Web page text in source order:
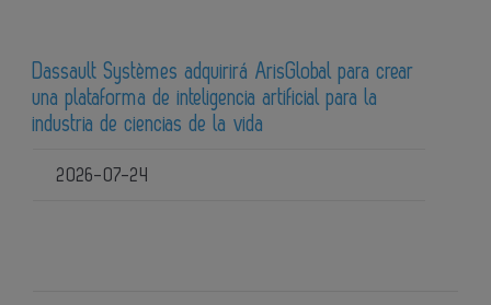
Dassault Systèmes adquirirá ArisGlobal para crear
una plataforma de inteligencia artificial para la
industria de ciencias de la vida
2026-07-24